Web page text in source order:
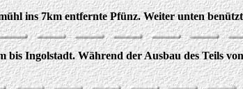
ins 7km entfernte Pfünz. Weiter unten
Ingolstadt. Während der Ausbau des Teils